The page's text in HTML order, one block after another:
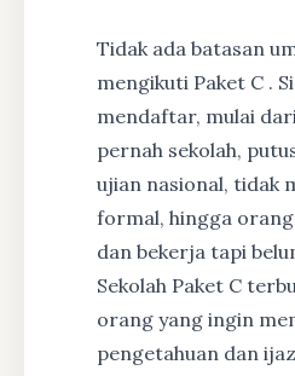
Tidak ada batasan
mengikuti Paket C .
mendaftar, mulai
pernah sekolah,
ujian nasional, tidak
formal, hingga
dan bekerja tapi
Sekolah Paket C
orang yang ingin
pengetahuan dan